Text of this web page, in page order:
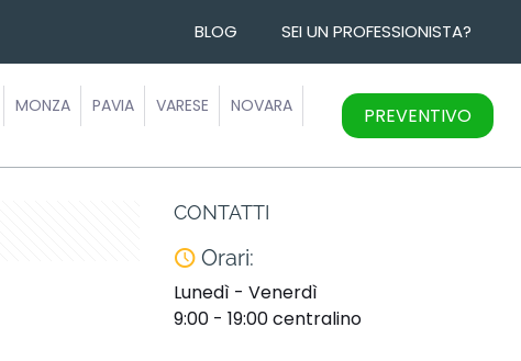
BLOG SEI UN PROFESSIONISTA?
MONZA PAVIA VARESE
NOVARA
PREVENTIVO
CONTATTI
Orari:
Lunedì - Venerdì
9:00 - 19:00 centralino